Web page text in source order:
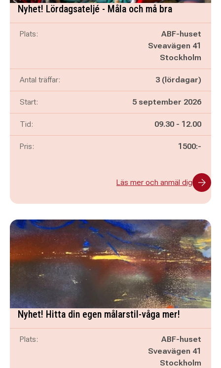
Nyhet! Lördagsateljé - Måla och må bra
Plats:
ABF-huset
Sveavägen 41
Stockholm
Antal träffar: 3 (lördagar)
Start: 5 september 2026
Tid: Pågår mellan
09.30 - och
12.00
Pris: 1500:-
Läs mer och anmäl dig
Nyhet! Hitta din egen målarstil-våga mer!
Plats:
ABF-huset
Sveavägen 41
Stockholm